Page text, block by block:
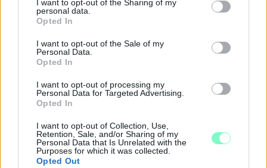
not limited to your visit or usage behaviour. You may click to
grant or deny consent to Google and its third-party tags to
use your data for below specified purposes in below Google
consent section.
I want to opt-out of the Sharing of my
personal data.
Opted In
I want to opt-out of the Sale of my
Personal Data.
Opted In
I want to opt-out of processing my
Personal Data for Targeted Advertising.
Opted In
I want to opt-out of Collection, Use,
Retention, Sale, and/or Sharing of my
Personal Data that Is Unrelated with the
Purposes for which it was collected.
Opted Out
felhasználhatták a győrszentiváni lakosság egy csoportjának
vélt vagy valós félelmeit”.
A CIKLUS FELÉNÉL TARTUNK, ÉS A CIVILEK
GYŐRÉRT KÉPVISELŐI ALIG SZÓLALTAK MEG A
GYŐRI KÖZGYŰLÉSBEN
2022. május. 17. 14:52
A győri Jobbik árulásával bejutott képviselők nem sokat szóltak
hozzá a város ügyeihez. Az ellenzéki Pollreisz Balázs és Glázer
szólaltak fel a legtöbbször.
EGY ÁTBALLAGÓ VÁNDOR – A 19 ÉVES HÁRS
OTTÓ NAPLÓJA GYŐR BOMBÁZÁSÁRÓL